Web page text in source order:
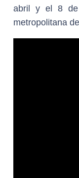
abril y el 8 de
metropolitana